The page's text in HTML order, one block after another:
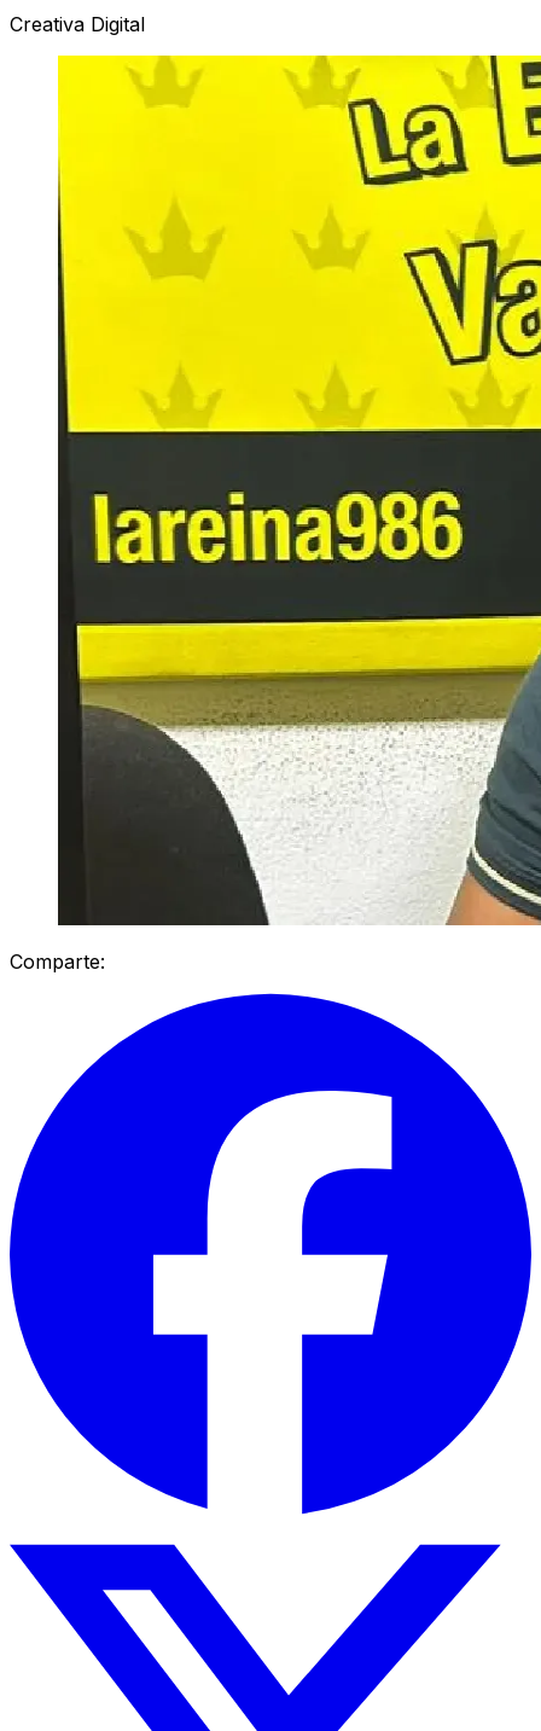
Creativa Digital
Comparte: